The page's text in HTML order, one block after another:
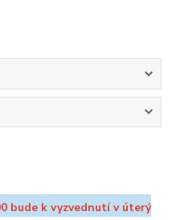
bude k vyzvednutí v úterý